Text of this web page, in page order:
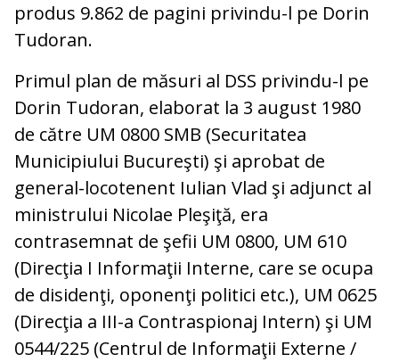
produs 9.862 de pagini privindu-l pe Dorin
Tudoran.
Primul plan de măsuri al DSS privindu-l pe
Dorin Tudoran, elaborat la 3 august 1980
de către UM 0800 SMB (Securitatea
Municipiului Bucureşti) şi aprobat de
general-locotenent Iulian Vlad şi adjunct al
ministrului Nicolae Pleşiţă, era
contrasemnat de şefii UM 0800, UM 610
(Direcţia I Informaţii Interne, care se ocupa
de disidenţi, oponenţi politici etc.), UM 0625
(Direcţia a III-a Contraspionaj Intern) şi UM
0544/225 (Centrul de Informaţii Externe /